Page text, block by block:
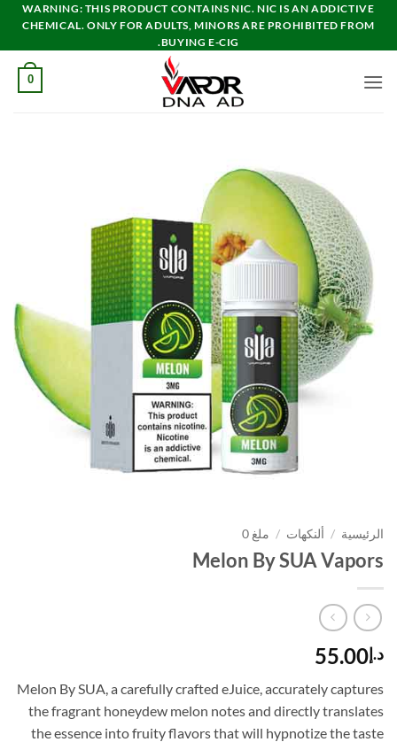
تخطي
للمحتوى
WARNING: THIS PRODUCT CONTAINS NIC. NIC IS AN ADDICTIVE
CHEMICAL. ONLY FOR ADULTS, MINORS ARE PROHIBITED FROM
BUYING E-CIG.
0
الرئيسية / ألنكهات / ملغ 0
Melon By SUA Vapors
د.إ55.00
Melon By SUA, a carefully crafted eJuice, accurately captures
the fragrant honeydew melon notes and directly translates
the essence into fruity flavors that will hypnotize the taste